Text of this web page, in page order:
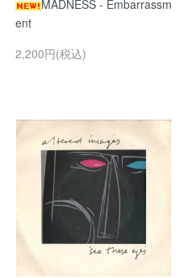
MADNESS - Embarrassm
ent
2,200円(税込)